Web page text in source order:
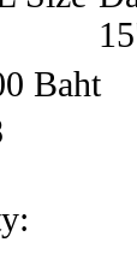
Baht